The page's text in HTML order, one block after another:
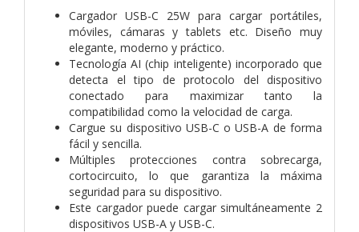
Cargador USB-C 25W para cargar portátiles,
móviles, cámaras y tablets etc. Diseño muy
elegante, moderno y práctico.
Tecnología AI (chip inteligente) incorporado que
detecta el tipo de protocolo del dispositivo
conectado para maximizar tanto la
compatibilidad como la velocidad de carga.
Cargue su dispositivo USB-C o USB-A de forma
fácil y sencilla.
Múltiples protecciones contra sobrecarga,
cortocircuito, lo que garantiza la máxima
seguridad para su dispositivo.
Este cargador puede cargar simultáneamente 2
dispositivos USB-A y USB-C.